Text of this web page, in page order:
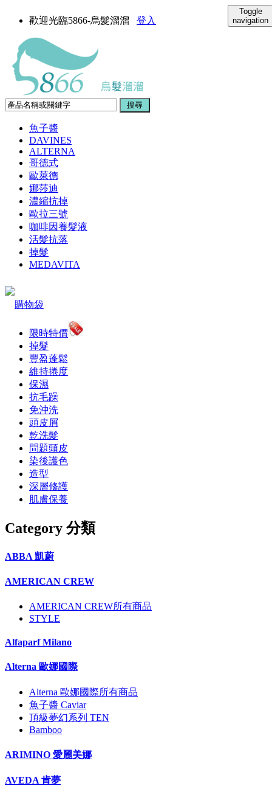
歡迎光臨5866-烏髮溜溜 登入
Toggle
navigation
魚子醬
DAVINES
ALTERNA
哥德式
歐萊德
娜莎迪
濃縮抗掉
歐拉三號
咖啡因養髮液
活髮抗落
掉髮
MEDAVITA
購物袋
限時特價
掉髮
豐盈蓬鬆
維持捲度
保濕
抗毛躁
免沖洗
頭皮屑
乾洗髮
問題頭皮
染後護色
造型
深層修護
肌膚保養
Category 分類
ABBA 凱蔚
AMERICAN CREW
AMERICAN CREW所有商品
STYLE
Alfaparf Milano
Alterna 歐娜國際
Alterna 歐娜國際所有商品
魚子醬 Caviar
頂級夢幻系列 TEN
Bamboo
ARIMINO 愛麗美娜
AVEDA 肯夢